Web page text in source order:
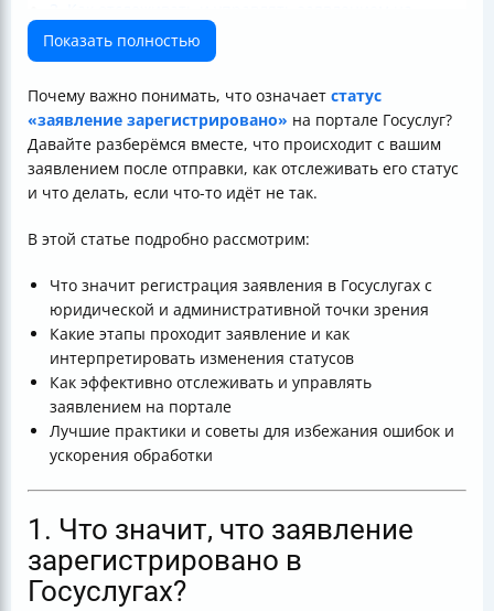
Госуслугах?
4. Лучшие практики и типичные сложности
Таблица ключевых статусов заявления на Госуслугах
Показать полностью
Почему важно понимать, что означает статус
«заявление зарегистрировано» на портале Госуслуг?
Давайте разберёмся вместе, что происходит с вашим
заявлением после отправки, как отслеживать его статус
и что делать, если что-то идёт не так.
В этой статье подробно рассмотрим:
Что значит регистрация заявления в Госуслугах с
юридической и административной точки зрения
Какие этапы проходит заявление и как
интерпретировать изменения статусов
Как эффективно отслеживать и управлять
заявлением на портале
Лучшие практики и советы для избежания ошибок и
ускорения обработки
1. Что значит, что заявление
зарегистрировано в
Госуслугах?